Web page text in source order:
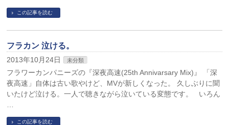
この記事を読む
フラカン 泣ける。
2013年10月24日 未分類
フラワーカンパニーズの『深夜高速(25th Annivarsary Mix)』 「深
夜高速」自体は古い歌やけど、MVが新しくなった。 久しぶりに聞
いたけど泣ける。一人で聴きながら泣いている変態です。 いろん
この記事を読む